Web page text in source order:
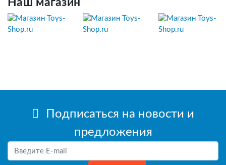
Подписаться на новости и
предложения